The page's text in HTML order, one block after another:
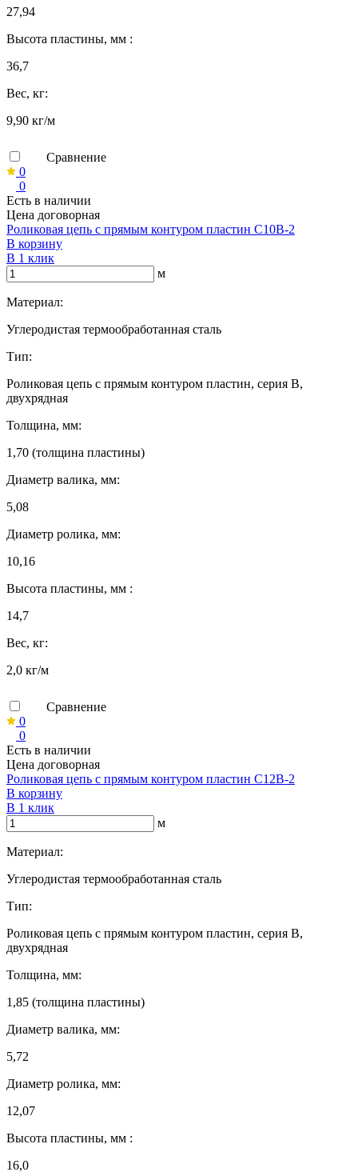
27,94
Высота пластины, мм :
36,7
Вес, кг:
9,90 кг/м
Сравнение
0
0
Есть в наличии
Цена договорная
Роликовая цепь с прямым контуром пластин C10B-2
В корзину
В 1 клик
м
Материал:
Углеродистая термообработанная сталь
Тип:
Роликовая цепь с прямым контуром пластин, серия B,
двухрядная
Толщина, мм:
1,70 (толщина пластины)
Диаметр валика, мм:
5,08
Диаметр ролика, мм:
10,16
Высота пластины, мм :
14,7
Вес, кг:
2,0 кг/м
Сравнение
0
0
Есть в наличии
Цена договорная
Роликовая цепь с прямым контуром пластин C12B-2
В корзину
В 1 клик
м
Материал:
Углеродистая термообработанная сталь
Тип:
Роликовая цепь с прямым контуром пластин, серия B,
двухрядная
Толщина, мм:
1,85 (толщина пластины)
Диаметр валика, мм:
5,72
Диаметр ролика, мм:
12,07
Высота пластины, мм :
16,0